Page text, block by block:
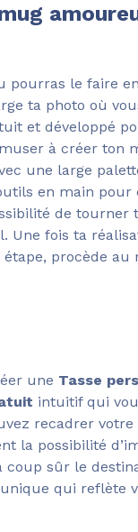
pourras le faire
ta photo où
et développé
à créer ton
une large
en main pour
de tourner
fois ta
procède au
une Tasse
intuitif qui
recadrer
la possibilité
sûr le
qui reflète